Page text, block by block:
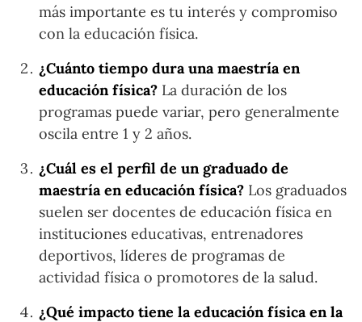
más importante es tu interés y compromiso
con la educación física.
¿Cuánto tiempo dura una maestría en
educación física? La duración de los
programas puede variar, pero generalmente
oscila entre 1 y 2 años.
¿Cuál es el perfil de un graduado de
maestría en educación física? Los graduados
suelen ser docentes de educación física en
instituciones educativas, entrenadores
deportivos, líderes de programas de
actividad física o promotores de la salud.
¿Qué impacto tiene la educación física en la